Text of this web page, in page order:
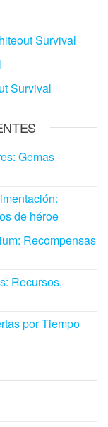
Survival
Survival
Gemas
de héroe
Recompensas
Recursos,
por Tiempo